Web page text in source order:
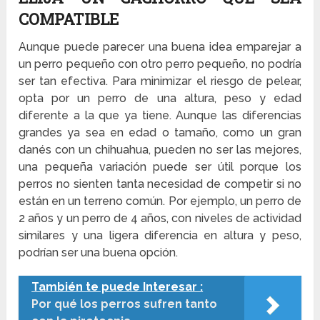
COMPATIBLE
Aunque puede parecer una buena idea emparejar a
un perro pequeño con otro perro pequeño, no podría
ser tan efectiva. Para minimizar el riesgo de pelear,
opta por un perro de una altura, peso y edad
diferente a la que ya tiene. Aunque las diferencias
grandes ya sea en edad o tamaño, como un gran
danés con un chihuahua, pueden no ser las mejores,
una pequeña variación puede ser útil porque los
perros no sienten tanta necesidad de competir si no
están en un terreno común. Por ejemplo, un perro de
2 años y un perro de 4 años, con niveles de actividad
similares y una ligera diferencia en altura y peso,
podrían ser una buena opción.
También te puede Interesar :
Por qué los perros sufren tanto